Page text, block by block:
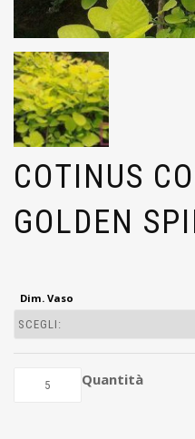
COTINUS
GOLDEN
Dim. Vaso
Quantità